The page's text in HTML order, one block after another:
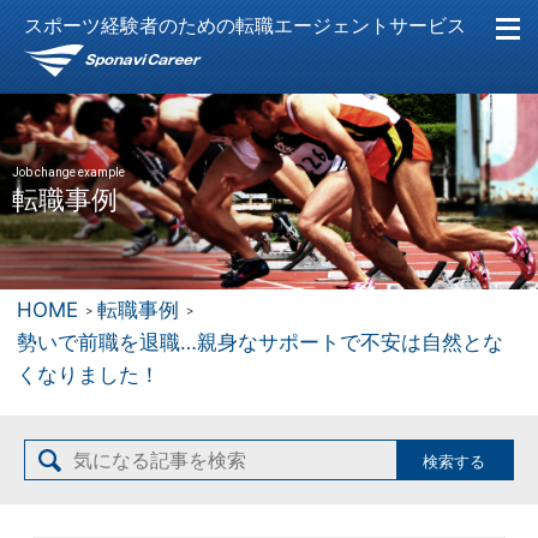
スポーツ経験者のための転職エージェントサービス
Job change example
転職事例
HOME
転職事例
勢いで前職を退職…親身なサポートで不安は自然とな
くなりました！